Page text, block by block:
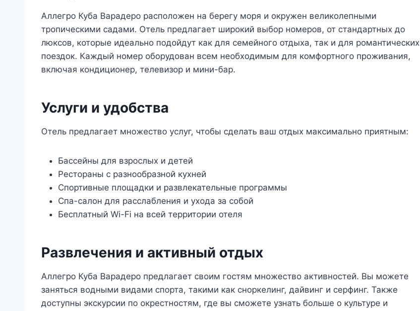
Аллегро Куба Варадеро расположен на берегу моря и окружен великолепными
тропическими садами. Отель предлагает широкий выбор номеров, от стандартных до
люксов, которые идеально подойдут как для семейного отдыха, так и для романтических
поездок. Каждый номер оборудован всем необходимым для комфортного проживания,
включая кондиционер, телевизор и мини-бар.
Услуги и удобства
Отель предлагает множество услуг, чтобы сделать ваш отдых максимально приятным:
Бассейны для взрослых и детей
Рестораны с разнообразной кухней
Спортивные площадки и развлекательные программы
Спа-салон для расслабления и ухода за собой
Бесплатный Wi-Fi на всей территории отеля
Развлечения и активный отдых
Аллегро Куба Варадеро предлагает своим гостям множество активностей. Вы можете
заняться водными видами спорта, такими как сноркелинг, дайвинг и серфинг. Также
доступны экскурсии по окрестностям, где вы сможете узнать больше о культуре и